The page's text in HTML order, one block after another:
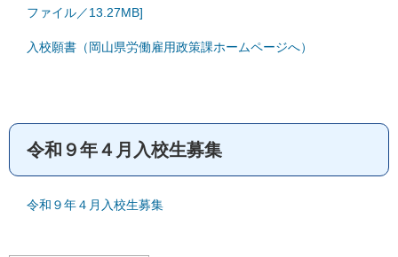
ファイル／13.27MB]
入校願書（岡山県労働雇用政策課ホームページへ）
令和９年４月入校生募集
令和９年４月入校生募集